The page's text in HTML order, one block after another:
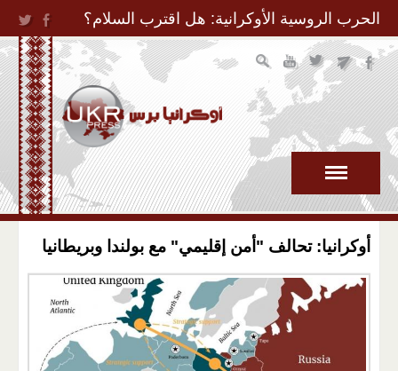
Jump to Navigation
الحرب الروسية الأوكرانية: هل اقترب السلام؟
أوكرانيا: تحالف "أمن إقليمي" مع بولندا وبريطانيا